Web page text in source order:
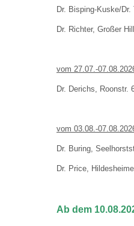
Dr. Bisping-Kuske/
Dr. Richter, Großer
vom 27.07.-
Dr. Derichs, Roonstr.
vom 03.08.-
Dr. Buring,
Dr. Price,
Ab dem